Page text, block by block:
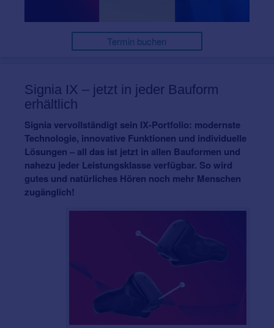
Termin buchen
Signia IX – jetzt in jeder Bauform
erhältlich
Signia vervollständigt sein IX-Portfolio: modernste
Technologie, innovative Funktionen und individuelle
Lösungen – all das ist jetzt in allen Bauformen und
nahezu jeder Leistungsklasse verfügbar. So wird
gutes und natürliches Hören noch mehr Menschen
zugänglich!